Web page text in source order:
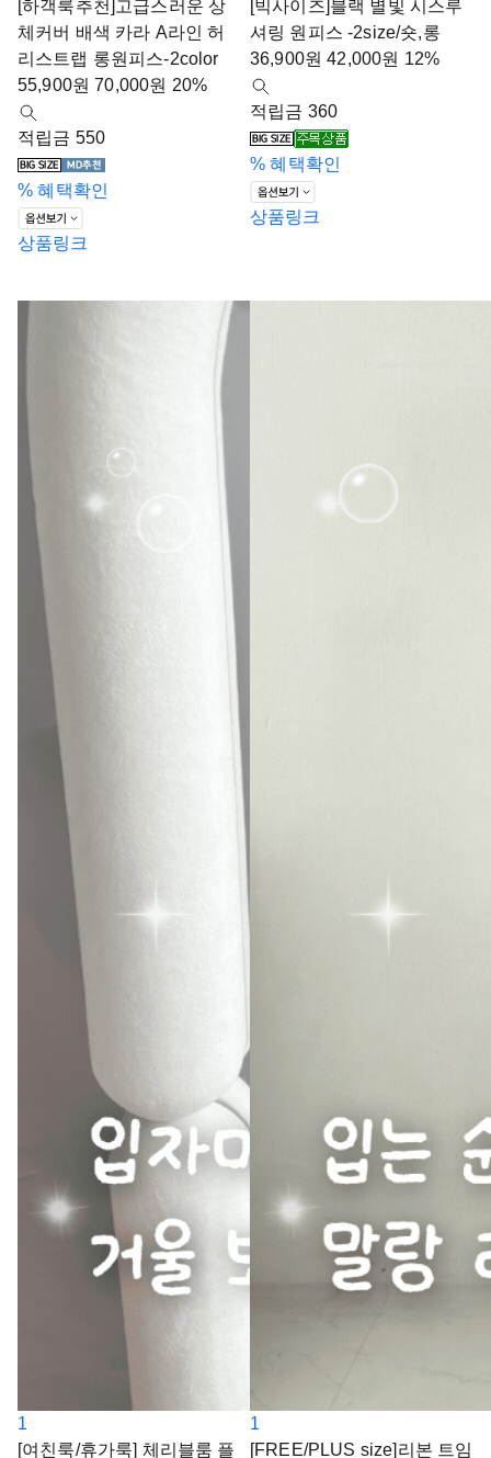
[하객룩추천]고급스러운 상
체커버 배색 카라 A라인 허
리스트랩 롱원피스-2color
55,900원 70,000원 20%
적립금 550
% 혜택확인
상품링크
[빅사이즈]블랙 별빛 시스루
셔링 원피스 -2size/숏,롱
36,900원 42,000원 12%
적립금 360
% 혜택확인
상품링크
1
[여친룩/휴가룩] 체리블룸 플
1
[FREE/PLUS size]리본 트임